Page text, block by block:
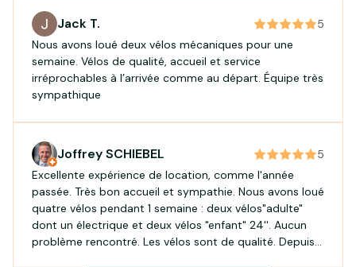
Jack T.
5
Nous avons loué deux vélos mécaniques pour une
semaine. Vélos de qualité, accueil et service
irréprochables à l’arrivée comme au départ. Équipe très
sympathique
Joffrey SCHIEBEL
5
Excellente expérience de location, comme l'année
passée. Très bon accueil et sympathie. Nous avons loué
quatre vélos pendant 1 semaine : deux vélos"adulte"
dont un électrique et deux vélos "enfant" 24''. Aucun
problème rencontré. Les vélos sont de qualité. Depuis